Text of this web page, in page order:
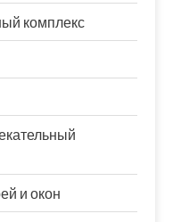
комплекс
и окон